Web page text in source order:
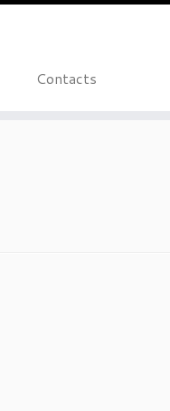
Contacts